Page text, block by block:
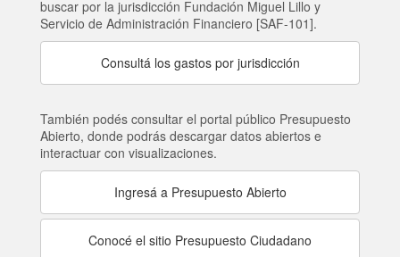
buscar por la jurisdicción Fundación Miguel Lillo y
Servicio de Administración Financiero [SAF-101].
Consultá los gastos por jurisdicción
También podés consultar el portal público Presupuesto
Abierto, donde podrás descargar datos abiertos e
interactuar con visualizaciones.
Ingresá a Presupuesto Abierto
Conocé el sitio Presupuesto Ciudadano